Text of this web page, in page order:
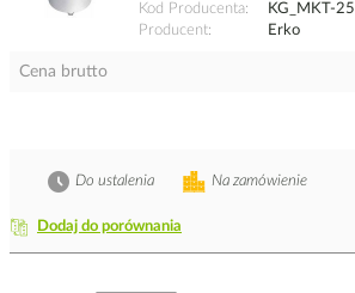
Kod Producenta
KG_MKT-25
Producent
Erko
Cena brutto
Dodaj do porównania
Na zamówienie
Do ustalenia